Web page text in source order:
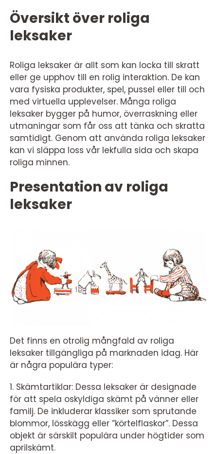
Översikt över roliga
leksaker
Roliga leksaker är allt som kan locka till skratt
eller ge upphov till en rolig interaktion. De kan
vara fysiska produkter, spel, pussel eller till och
med virtuella upplevelser. Många roliga
leksaker bygger på humor, överraskning eller
utmaningar som får oss att tänka och skratta
samtidigt. Genom att använda roliga leksaker
kan vi släppa loss vår lekfulla sida och skapa
roliga minnen.
Presentation av roliga
leksaker
Det finns en otrolig mångfald av roliga
leksaker tillgängliga på marknaden idag. Här
är några populära typer:
1. Skämtartiklar: Dessa leksaker är designade
för att spela oskyldiga skämt på vänner eller
familj. De inkluderar klassiker som sprutande
blommor, lösskägg eller ”körtelflaskor”. Dessa
objekt är särskilt populära under högtider som
aprilskämt.